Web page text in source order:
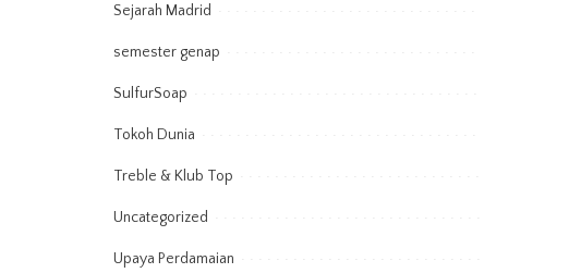
Sejarah Madrid
semester genap
SulfurSoap
Tokoh Dunia
Treble & Klub Top
Uncategorized
Upaya Perdamaian